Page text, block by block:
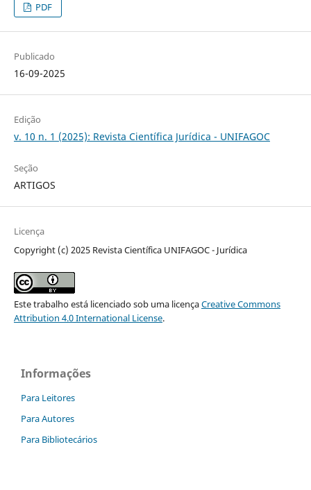
PDF
Publicado
16-09-2025
Edição
v. 10 n. 1 (2025): Revista Científica Jurídica - UNIFAGOC
Seção
ARTIGOS
Licença
Copyright (c) 2025 Revista Científica UNIFAGOC - Jurídica
Este trabalho está licenciado sob uma licençaCreative Commons
Attribution 4.0 International License.
Informações
Para Leitores
Para Autores
Para Bibliotecários